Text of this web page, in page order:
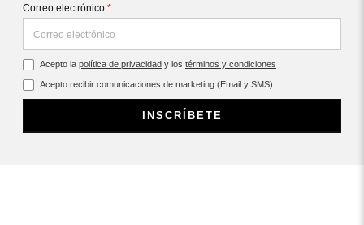
Correo electrónico *
Acepto la política de privacidad y los términos y condiciones
Acepto recibir comunicaciones de marketing (Email y SMS)
INSCRÍBETE